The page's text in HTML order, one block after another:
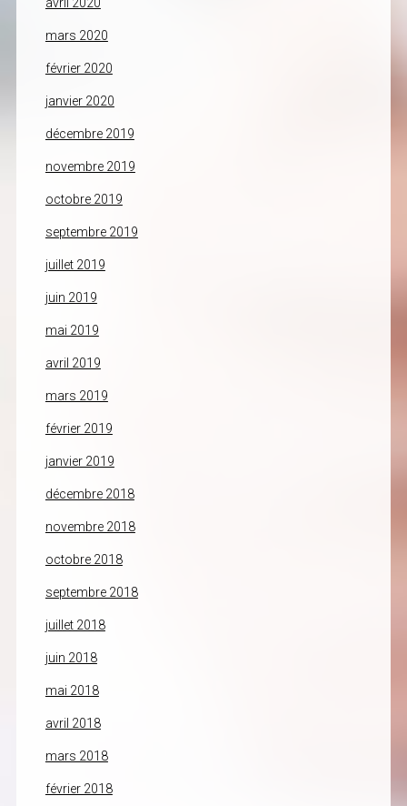
avril 2020
mars 2020
février 2020
janvier 2020
décembre 2019
novembre 2019
octobre 2019
septembre 2019
juillet 2019
juin 2019
mai 2019
avril 2019
mars 2019
février 2019
janvier 2019
décembre 2018
novembre 2018
octobre 2018
septembre 2018
juillet 2018
juin 2018
mai 2018
avril 2018
mars 2018
février 2018